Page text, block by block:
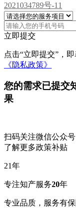
2021034789号-11
立即提交
点击“立即提交”，
《隐私政策》
您的需求已提交
果
扫码关注微信公众号
了解更多政策补贴
21年
专注知产服务20年
专业品质，服务有